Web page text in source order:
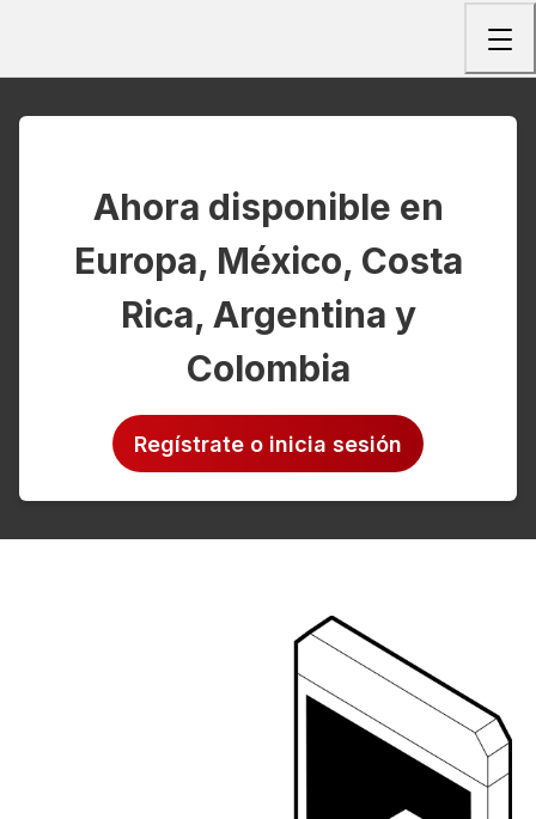
Ahora disponible en
Europa, México, Costa
Rica, Argentina y
Colombia
Regístrate o inicia sesión